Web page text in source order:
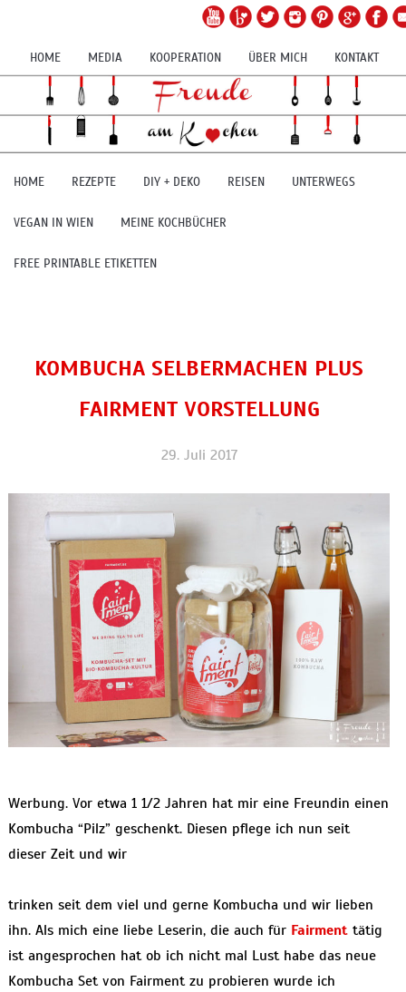
HOME MEDIA KOOPERATION ÜBER MICH KONTAKT
HOME REZEPTE DIY + DEKO REISEN UNTERWEGS
VEGAN IN WIEN MEINE KOCHBÜCHER
FREE PRINTABLE ETIKETTEN
KOMBUCHA SELBERMACHEN PLUS
FAIRMENT VORSTELLUNG
29. Juli 2017
Werbung. Vor etwa 1 1/2 Jahren hat mir eine Freundin einen
Kombucha “Pilz” geschenkt. Diesen pflege ich nun seit
dieser Zeit und wir
trinken seit dem viel und gerne Kombucha und wir lieben
ihn. Als mich eine liebe Leserin, die auch für Fairmenttätig
ist angesprochen hat ob ich nicht mal Lust habe das neue
Kombucha Set von Fairment zu probieren wurde ich